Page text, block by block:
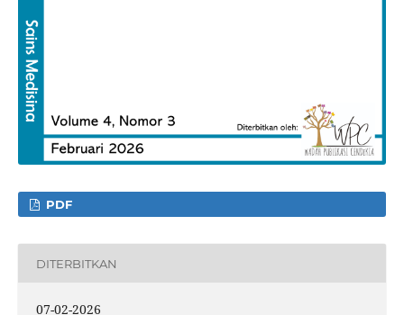
PDF
DITERBITKAN
07-02-2026